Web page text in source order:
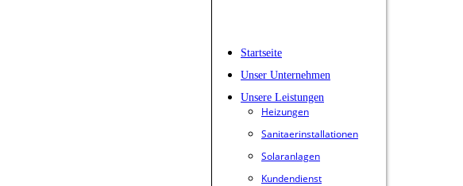
Startseite
Unser Unternehmen
Unsere Leistungen
Heizungen
Sanitaerinstallationen
Solaranlagen
Kundendienst